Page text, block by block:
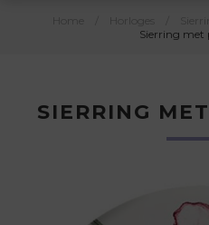
Sierring met
SIERRING